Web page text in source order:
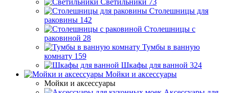
Светильники 73
Столешницы для
раковины 142
Столешницы с
раковиной 28
Тумбы в ванную
комнату 159
Шкафы для ванной 324
Мойки и аксессуары
Мойки и аксессуары